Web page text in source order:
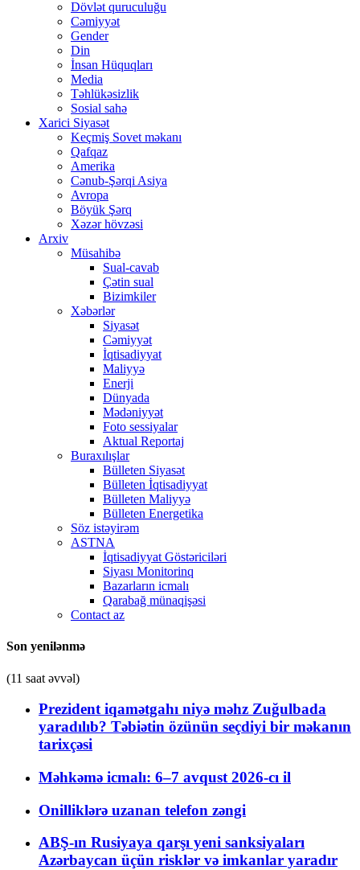
Dövlət quruculuğu
Cəmiyyət
Gender
Din
İnsan Hüquqları
Media
Təhlükəsizlik
Sosial sahə
Xarici Siyasət
Keçmiş Sovet məkanı
Qafqaz
Amerika
Cənub-Şərqi Asiya
Avropa
Böyük Şərq
Xəzər hövzəsi
Arxiv
Müsahibə
Sual-cavab
Çətin sual
Bizimkiler
Xəbərlər
Siyasət
Cəmiyyət
İqtisadiyyat
Maliyyə
Enerji
Dünyada
Mədəniyyət
Foto sessiyalar
Aktual Reportaj
Buraxılışlar
Bülleten Siyasət
Bülleten İqtisadiyyat
Bülleten Maliyyə
Bülleten Energetika
Söz istəyirəm
ASTNA
İqtisadiyyat Göstəriciləri
Siyası Monitorinq
Bazarların icmalı
Qarabağ münaqişəsi
Contact az
Son yenilənmə
(11 saat əvvəl)
Prezident iqamətgahı niyə məhz Zuğulbada
yaradılıb? Təbiətin özünün seçdiyi bir məkanın
tarixçəsi
Məhkəmə icmalı: 6–7 avqust 2026-cı il
Onilliklərə uzanan telefon zəngi
ABŞ-ın Rusiyaya qarşı yeni sanksiyaları
Azərbaycan üçün risklər və imkanlar yaradır